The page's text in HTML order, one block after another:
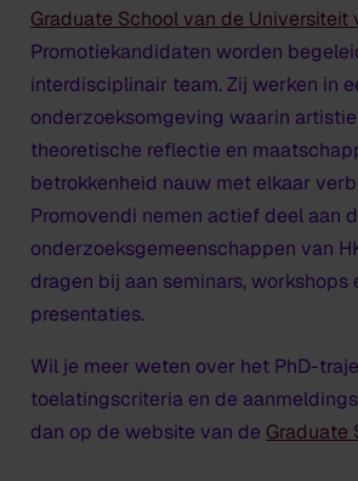
Graduate School van de Universiteit
Promotiekandidaten worden
interdisciplinair team. Zij werken in
onderzoeksomgeving waarin
theoretische reflectie en
betrokkenheid nauw met elkaar
Promovendi nemen actief deel aan
onderzoeksgemeenschappen van
dragen bij aan seminars, workshops
presentaties.
Wil je meer weten over het PhD-
toelatingscriteria en de
dan op de website van de Graduate